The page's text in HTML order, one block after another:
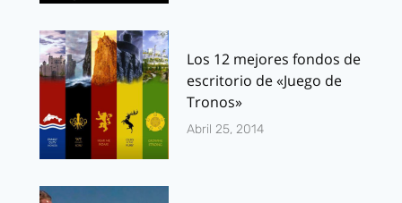
Los 12 mejores fondos de
escritorio de «Juego de
Tronos»
Abril 25, 2014